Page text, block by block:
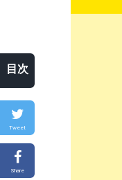
目次
Tweet
Share